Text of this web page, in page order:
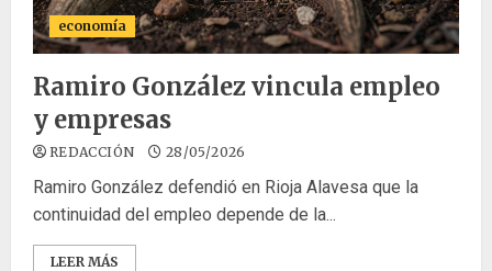
economía
Ramiro González vincula empleo
y empresas
REDACCIÓN 28/05/2026
Ramiro González defendió en Rioja Alavesa que la
continuidad del empleo depende de la...
LEER MÁS